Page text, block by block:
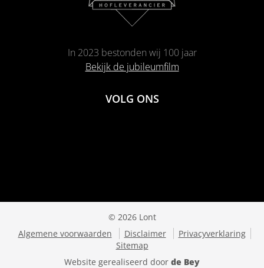
In 2023 bestonden wij 100 jaar
Bekijk de jubileumfilm
VOLG ONS
© 2026 Lont
Algemene voorwaarden
Disclaimer
Privacyverklaring
Sitemap
Website gerealiseerd door de Bey